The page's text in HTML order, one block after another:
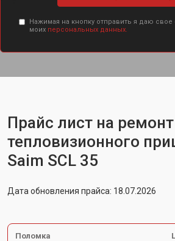
Нажимая на кнопку отправить я даю свое
моих персональных данных.
Прайс лист на ремонт
тепловизионного
Saim SCL 35
Дата обновления прайса: 18.07.2026
Поломка